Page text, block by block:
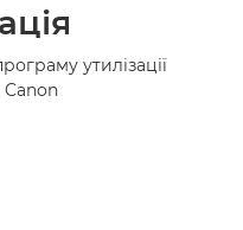
утилізації